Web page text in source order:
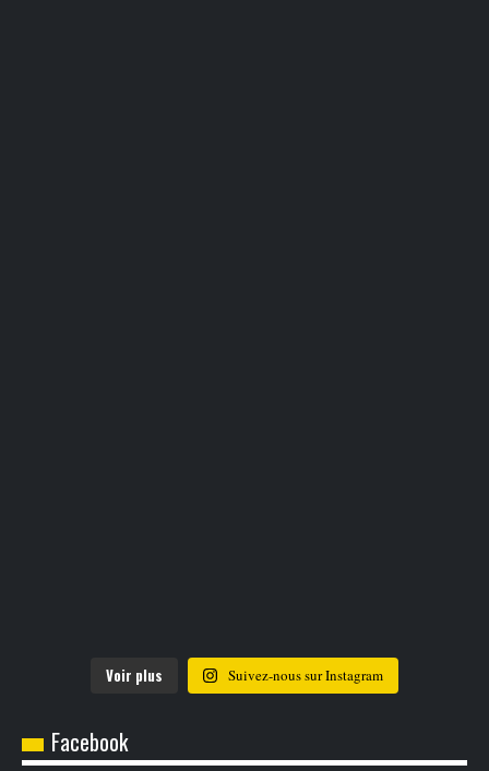
Voir plus Suivez-nous sur Instagram
Facebook